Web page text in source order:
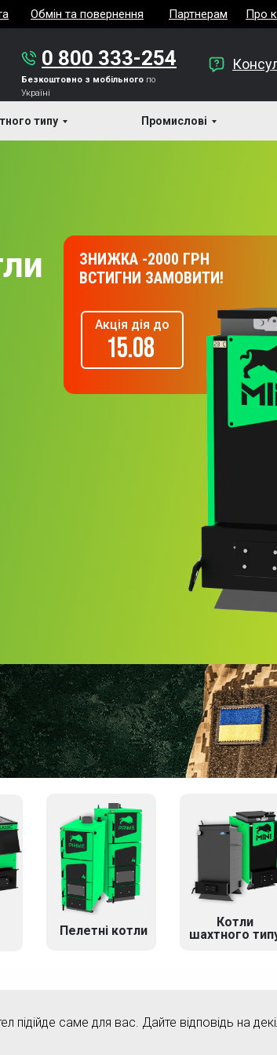
Обмін та повернення Партнерам Про
0 800 333-254
Безкоштовно з мобільного по
Україні
типу Промислові
15.08
Акція дія до
ЗНИЖКА -2000 ГРН
ВСТИГНИ ЗАМОВИТИ!
Котли
шахтного
Пелетні котли
підійде саме для вас. Дайте відповідь на